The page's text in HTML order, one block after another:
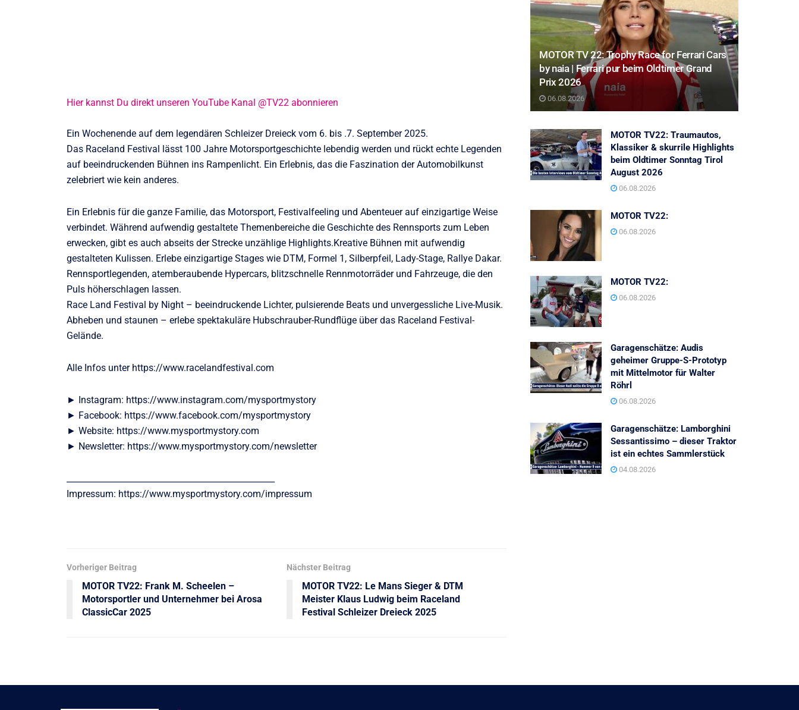
Hier kannst Du direkt unseren YouTube Kanal @TV22 abonnieren
Ein Wochenende auf dem legendären Schleizer Dreieck vom 6. bis .7. September 2025.
Das Raceland Festival lässt 100 Jahre Motorsportgeschichte lebendig werden und rückt echte Legenden
auf beeindruckenden Bühnen ins Rampenlicht. Ein Erlebnis, das die Faszination der Automobilkunst
zelebriert wie kein anderes.
Ein Erlebnis für die ganze Familie, das Motorsport, Festivalfeeling und Abenteuer auf einzigartige Weise
verbindet. Während aufwendig gestaltete Themenbereiche die Geschichte des Rennsports zum Leben
erwecken, gibt es auch abseits der Strecke unzählige Highlights.Kreative Bühnen mit aufwendig
gestalteten Kulissen. Erlebe einzigartige Stages wie DTM, Formel 1, Silberpfeil, Lady-Stage, Rallye Dakar.
Rennsportlegenden, atemberaubende Hypercars, blitzschnelle Rennmotorräder und Fahrzeuge, die den
Puls höherschlagen lassen.
Race Land Festival by Night – beeindruckende Lichter, pulsierende Beats und unvergessliche Live-Musik.
Abheben und staunen – erlebe spektakuläre Hubschrauber-Rundflüge über das Raceland Festival-
Gelände.
Alle Infos unter https://www.racelandfestival.com
► Instagram: https://www.instagram.com/mysportmystory
► Facebook: https://www.facebook.com/mysportmystory
► Website: https://www.mysportmystory.com
► Newsletter: https://www.mysportmystory.com/newsletter
Impressum: https://www.mysportmystory.com/impressum
Vorheriger Beitrag
MOTOR TV22: Frank M. Scheelen –
Motorsportler und Unternehmer bei Arosa
ClassicCar 2025
Nächster Beitrag
MOTOR TV22: Le Mans Sieger & DTM
Meister Klaus Ludwig beim Raceland
Festival Schleizer Dreieck 2025
MOTOR TV 22: Trophy Race for Ferrari Cars
by naia | Ferrari pur beim Oldtimer Grand
Prix 2026
06.08.2026
MOTOR TV22: Traumautos,
Klassiker & skurrile Highlights
beim Oldtimer Sonntag Tirol
August 2026
06.08.2026
MOTOR TV22:
06.08.2026
MOTOR TV22:
06.08.2026
Garagenschätze: Audis
geheimer Gruppe-S-Prototyp
mit Mittelmotor für Walter
Röhrl
06.08.2026
Garagenschätze: Lamborghini
Sessantissimo – dieser Traktor
ist ein echtes Sammlerstück
04.08.2026